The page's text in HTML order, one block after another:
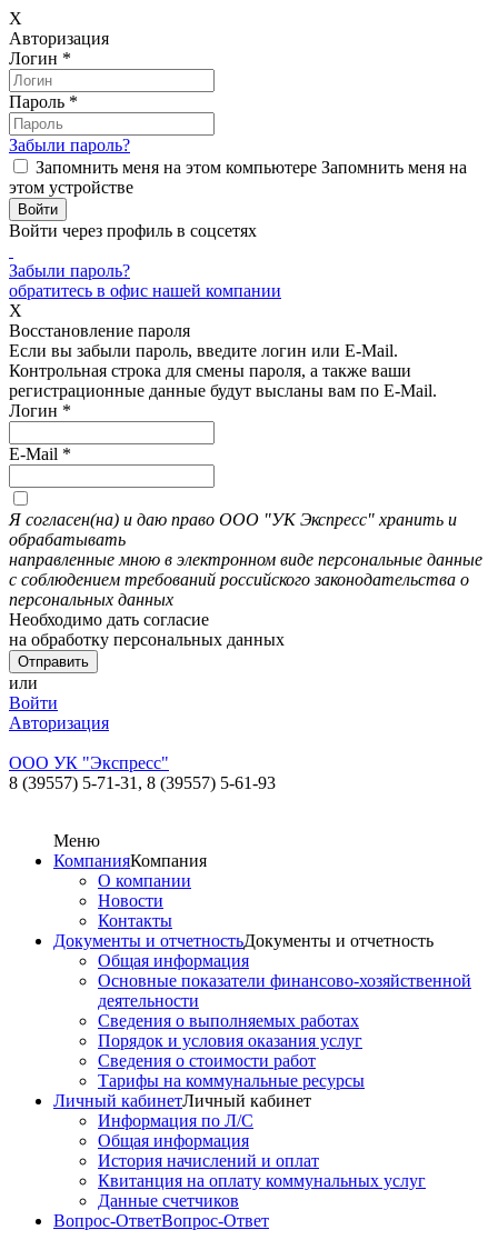
X
Авторизация
Логин *
Пароль *
Забыли пароль?
Запомнить меня на этом компьютере Запомнить меня на
этом устройстве
Войти через профиль в соцсетях
Забыли пароль?
обратитесь в офис нашей компании
X
Восстановление пароля
Если вы забыли пароль, введите логин или E-Mail.
Контрольная строка для смены пароля, а также ваши
регистрационные данные будут высланы вам по E-Mail.
Логин *
E-Mail *
Я согласен(на) и даю право ООО "УК Экспресс" хранить и
обрабатывать
направленные мною в электронном виде персональные данные
с соблюдением требований российского законодательства о
персональных данных
Необходимо дать согласие
на обработку персональных данных
или
Войти
Авторизация
ООО УК "Экспресс"
8 (39557) 5-71-31, 8 (39557) 5-61-93
Меню
КомпанияКомпания
О компании
Новости
Контакты
Документы и отчетностьДокументы и отчетность
Общая информация
Основные показатели финансово-хозяйственной
деятельности
Сведения о выполняемых работах
Порядок и условия оказания услуг
Сведения о стоимости работ
Тарифы на коммунальные ресурсы
Личный кабинетЛичный кабинет
Информация по Л/С
Общая информация
История начислений и оплат
Квитанция на оплату коммунальных услуг
Данные счетчиков
Вопрос-ОтветВопрос-Ответ